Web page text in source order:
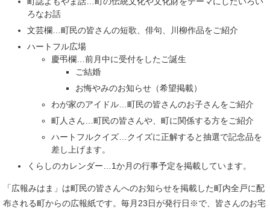
ろなお話
文芸欄…町民の皆さんの短歌、俳句、川柳作品をご紹介
ハートフル広場
慶弔欄…前月中に受付をしたご誕生
ご結婚
お悔やみのお知らせ（希望掲載）
わが家のアイドル…町民の皆さんのお子さんをご紹介
町人さん…町民の皆さんや、町に関係する方をご紹介
ハートフルクイズ…クイズに正解すると抽選で記念品を
差し上げます。
くらしのカレンダー…1か月の行事予定を掲載しています。
「広報みはま」は町民の皆さんへのお知らせを掲載した町内全戸に配
布される町からの広報紙です。毎月23日が発行日※で、皆さんのお宅